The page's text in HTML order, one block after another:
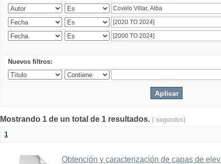
Nuevos filtros:
Mostrando 1 de un total de 1 resultados. ( segundos)
1
Obtención y caracterización de capas de